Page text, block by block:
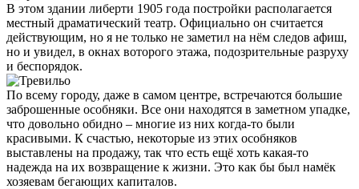
В этом здании либерти 1905 года постройки располагается
местный драматический театр. Официально он считается
действующим, но я не только не заметил на нём следов афиш,
но и увидел, в окнах воторого этажа, подозрительные разруху
и беспорядок.
По всему городу, даже в самом центре, встречаются большие
заброшенные особняки. Все они находятся в заметном упадке,
что довольно обидно – многие из них когда-то были
красивыми. К счастью, некоторые из этих особняков
выставлены на продажу, так что есть ещё хоть какая-то
надежда на их возвращение к жизни. Это как бы был намёк
хозяевам бегающих капиталов.